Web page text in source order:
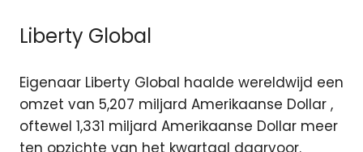
Liberty Global
Eigenaar Liberty Global haalde wereldwijd een
omzet van 5,207 miljard Amerikaanse Dollar ,
oftewel 1,331 miljard Amerikaanse Dollar meer